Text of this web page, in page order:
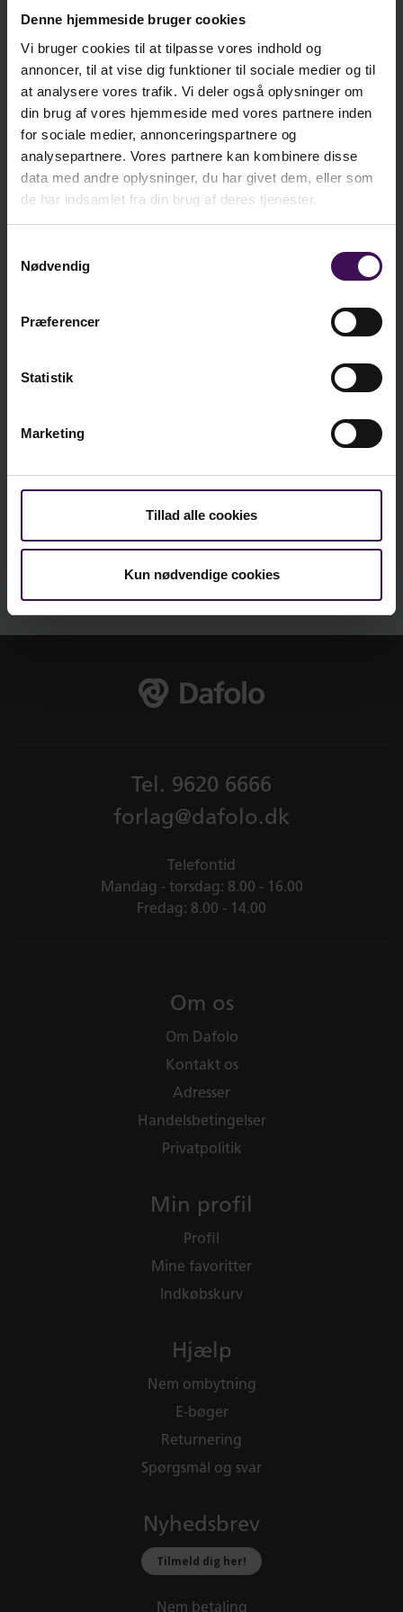
Denne hjemmeside bruger cookies
Vi bruger cookies til at tilpasse vores indhold og
annoncer, til at vise dig funktioner til sociale medier og til
at analysere vores trafik. Vi deler også oplysninger om
din brug af vores hjemmeside med vores partnere inden
for sociale medier, annonceringspartnere og
analysepartnere. Vores partnere kan kombinere disse
data med andre oplysninger, du har givet dem, eller som
de har indsamlet fra din brug af deres tjenester.
Nødvendig
Præferencer
Statistik
Marketing
Tillad alle cookies
Kun nødvendige cookies
veje til skoleliv uden isolation, social udstødelse
Metoden bygger på praksiserfaringer og ny
dansk forskningsviden om skoleklassekultur og
mobning. Der er ikke tale om en metode, der
tilbyder faste målbare standarder eller fikserede
obligatoriske aktivitetstiltag. Metoden er i højere
grad designet til tanker, dialoger og praksis i
lokale lærer-pædagog-team, der gerne vil
styrke hele skoleklassens sociale liv.
Se indholdsfortegnelse og forord til bogen
kr. 327,00
Ekskl. moms
E-bog kr. 263,25
Ekskl. moms
kr.327,00
ekskl. moms
Om os
Om Dafolo
Kontakt os
Adresser
Handelsbetingelser
Privatpolitik
Min profil
Profil
Mine favoritter
Indkøbskurv
Hjælp
Nem ombytning
E-bøger
Returnering
Spørgsmål og svar
Nyhedsbrev
Tilmeld dig her!
Tel. 9620 6666
forlag@dafolo.dk
Telefontid
Mandag - torsdag: 8.00 - 16.00
Fredag: 8.00 - 14.00
Nem betaling